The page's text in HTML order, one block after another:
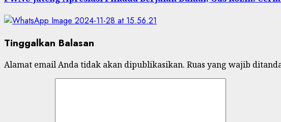
Tinggalkan Balasan
Alamat email Anda tidak akan dipublikasikan. Ruas yang wajib